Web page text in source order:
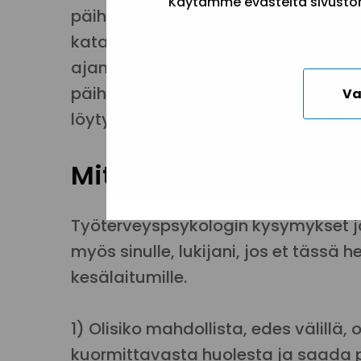
päihderiippuvaisen ihmisen
katastrofialtista. Sairastunutta on
ajanjaksoja, jolloin hän on täysin
päihteiden käyttö saattaa
löytyisi lepoa ja kesäfiiliksiä
Mitä sinä kaipaat
Työterveyspsykologin kysymykset
myös sinulle, lukijani, jos et tässä
kesälaitumille.
1) Olisiko mahdollista, edes
kuormittavasta huolesta ja saada